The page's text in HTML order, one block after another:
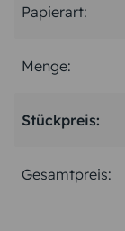
Papierart:
Menge:
Stückpreis:
Gesamtpreis: